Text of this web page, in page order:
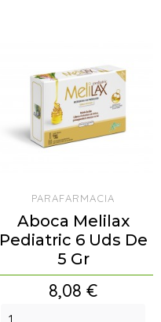
PARAFARMACIA
Aboca Melilax
Pediatric 6 Uds De
5 Gr
Precio
8,08 €